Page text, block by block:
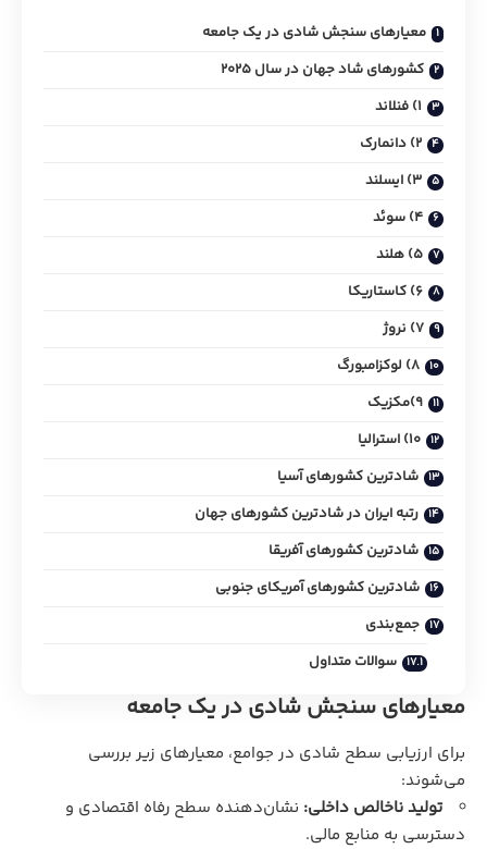
معیارهای سنجش شادی در یک جامعه
کشورهای شاد جهان در سال 2025
1) فنلاند
2) دانمارک
3) ایسلند
4) سوئد
5) هلند
6) کاستاریکا
7) نروژ
8) لوکزامبورگ
9)مکزیک
10) استرالیا
شادترین کشورهای آسیا
رتبه ایران در شاد‌ترین کشورهای جهان
شادترین کشورهای آفریقا
شادترین کشورهای آمریکای جنوبی
جمع‌بندی
سوالات متداول
معیارهای سنجش شادی در یک جامعه
برای ارزیابی سطح شادی در جوامع، معیارهای زیر بررسی
می‌شوند:
تولید ناخالص داخلی: نشان‌دهنده سطح رفاه اقتصادی و
دسترسی به منابع مالی.